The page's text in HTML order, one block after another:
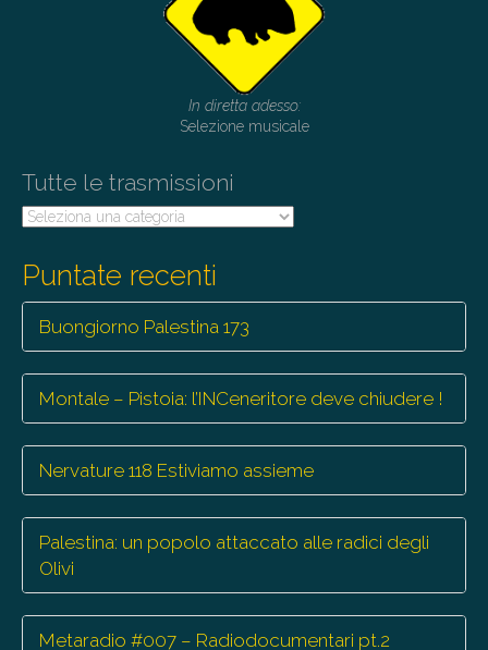
In diretta adesso:
Selezione musicale
Tutte le trasmissioni
Tutte
Puntate recenti
Buongiorno Palestina 173
Montale – Pistoia: l’INCeneritore deve chiudere !
Nervature 118 Estiviamo assieme
Palestina: un popolo attaccato alle radici degli
Olivi
Metaradio #007 – Radiodocumentari pt.2